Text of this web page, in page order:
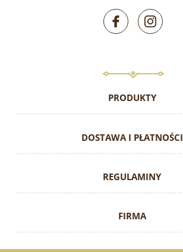
PRODUKTY
DOSTAWA I PŁATNOŚCI
REGULAMINY
FIRMA